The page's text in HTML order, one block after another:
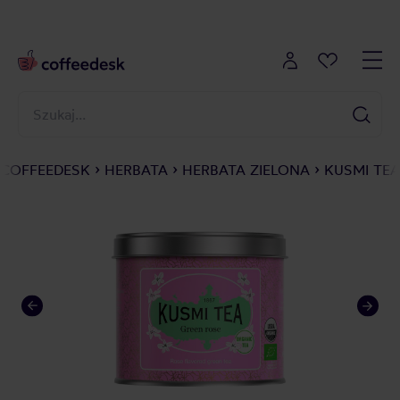
COFFEEDESK HERBATA HERBATA ZIELONA KUSMI